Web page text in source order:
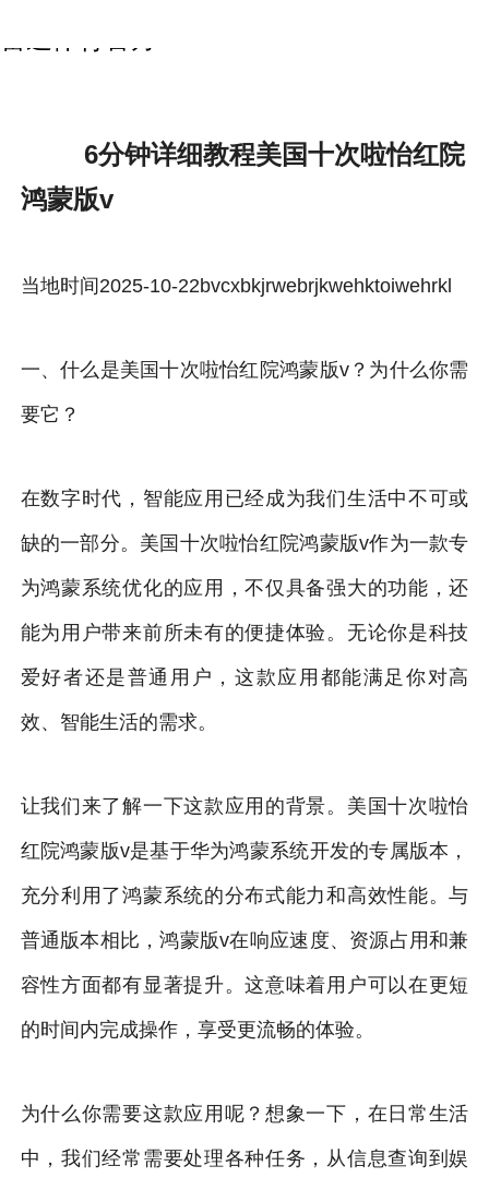
6分钟详细教程美国十次啦怡红院
鸿蒙版v
当地时间2025-10-22bvcxbkjrwebrjkwehktoiwehrkl
一、什么是美国十次啦怡红院鸿蒙版v？为什么你需
要它？
在数字时代，智能应用已经成为我们生活中不可或
缺的一部分。美国十次啦怡红院鸿蒙版v作为一款专
为鸿蒙系统优化的应用，不仅具备强大的功能，还
能为用户带来前所未有的便捷体验。无论你是科技
爱好者还是普通用户，这款应用都能满足你对高
效、智能生活的需求。
让我们来了解一下这款应用的背景。美国十次啦怡
红院鸿蒙版v是基于华为鸿蒙系统开发的专属版本，
充分利用了鸿蒙系统的分布式能力和高效性能。与
普通版本相比，鸿蒙版v在响应速度、资源占用和兼
容性方面都有显著提升。这意味着用户可以在更短
的时间内完成操作，享受更流畅的体验。
为什么你需要这款应用呢？想象一下，在日常生活
中，我们经常需要处理各种任务，从信息查询到娱